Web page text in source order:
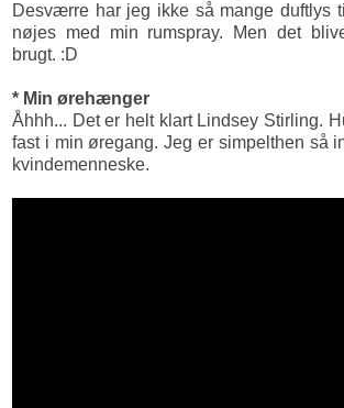
Desværre har jeg ikke så mange duftlys
nøjes med min rumspray. Men det
brugt. :D
* Min ørehænger
Åhhh... Det er helt klart Lindsey Stirling.
fast i min øregang. Jeg er simpelthen så
kvindemenneske.